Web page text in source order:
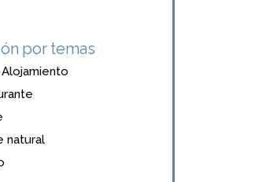
por temas
natural